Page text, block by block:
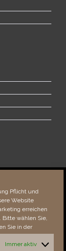
Pflicht und
Website
erreichen
wählen Sie,
Sie in der
Immer aktiv